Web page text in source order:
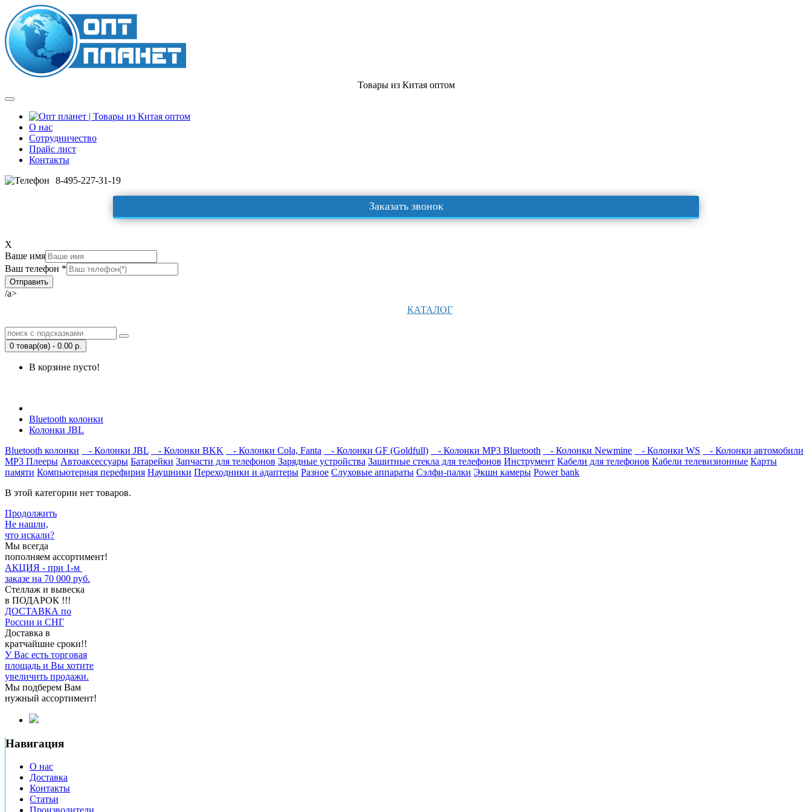
Товары из Китая оптом
О нас
Сотрудничество
Прайс лист
Контакты
8-495-227-31-19
Заказать звонок
X
Ваше имя
Ваш телефон *
/a>
КАТАЛОГ
0 товар(ов) - 0.00 р.
В корзине пусто!
Bluetooth колонки
Колонки JBL
Bluetooth колонки
- Колонки JBL - Колонки BKK - Колонки Cola, Fanta - Колонки GF (Goldfull) - Колонки MP3 Bluetooth - Колонки Newmine - Колонки WS
- Колонки автомобили
MP3 Плееры Автоаксессуары Батарейки Запчасти для телефонов Зарядные устройства Защитные стекла для телефонов Инструмент Кабели для телефонов Кабели телевизионные Карты
памяти Компьютерная перефирия Наушники Переходники и адаптеры Разное Слуховые аппараты Сэлфи-палки Экшн камеры Power bank
В этой категории нет товаров.
Продолжить
Не нашли,
что искали?
Мы всегда
пополняем ассортимент!
АКЦИЯ - при 1-м
заказе на 70 000 руб.
Стеллаж и вывеска
в ПОДАРОК !!!
ДОСТАВКА по
России и СНГ
Доставка в
кратчайшие сроки!!
У Вас есть торговая
площадь и Вы хотите
увеличить продажи.
Мы подберем Вам
нужный ассортимент!
Навигация
О нас
Доставка
Контакты
Статьи